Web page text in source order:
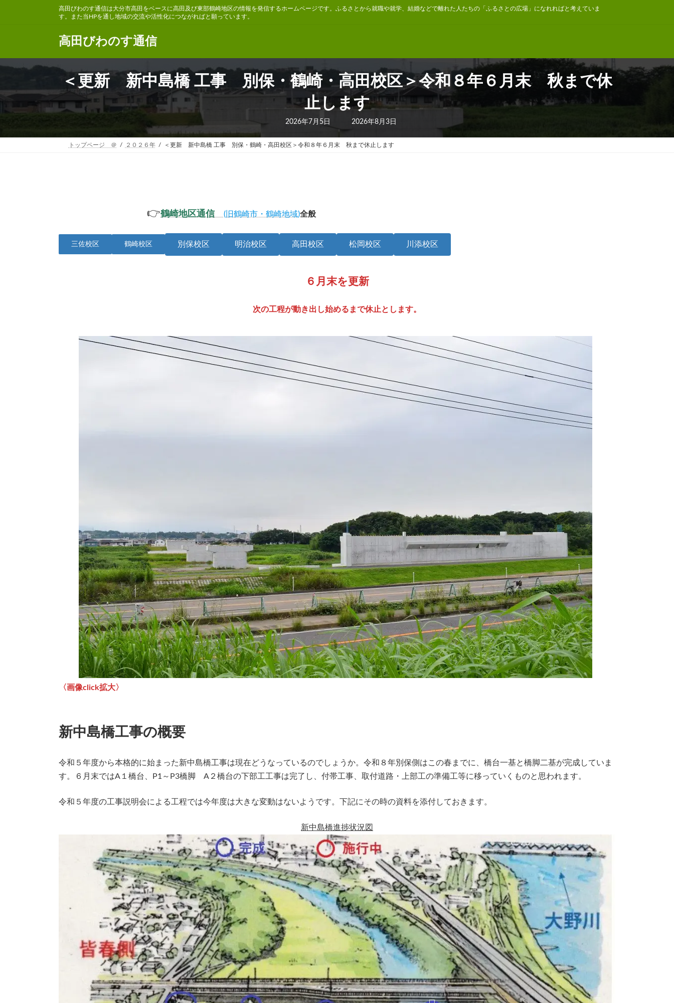
へ
ス
ッ
プ
ョ
ン
移
動
高田びわのす通信は大分市高田をベースに高田及び東部鶴崎地区の情報を発信するホームページです。ふるさとから就職や就学、結婚などで離れた人たちの「ふるさとの広場」になれればと考えていま
す。また当HPを通し地域の交流や活性化につながればと願っています。
高田びわのす通信
＜更新 新中島橋 工事 別保・鶴崎・高田校区＞令和８年６月末 秋まで休
止します
2026年7月5日
最
新
日
2026年8月3日
トップページ ＠ ２０２６年 ＜更新 新中島橋 工事 別保・鶴崎・高田校区＞令和８年６月末 秋まで休止します
👉鶴崎地区通信 (旧鶴崎市・鶴崎地域)全般
三佐校区 鶴崎校区 別保校区 明治校区 高田校区 松岡校区 川添校区
６月末を更新
次の工程が動き出し始めるまで休止とします。
〈画像click拡大〉
新中島橋工事の概要
令和５年度から本格的に始まった新中島橋工事は現在どうなっているのでしょうか。令和８年別保側はこの春までに、橋台一基と橋脚二基が完成していま
す。６月末ではA１橋台、P1～P3橋脚 A２橋台の下部工工事は完了し、付帯工事、取付道路・上部工の準備工等に移っていくものと思われます。
令和５年度の工事説明会による工程では今年度は大きな変動はないようです。下記にその時の資料を添付しておきます。
新中島橋進捗状況図